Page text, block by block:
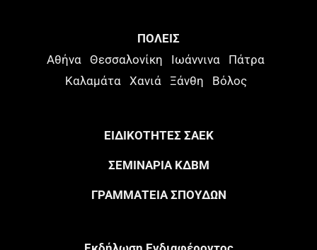
ΠΟΛΕΙΣ
Αθήνα Θεσσαλονίκη Ιωάννινα
Πάτρα
Καλαμάτα
Χανιά Ξάνθη Βόλος
ΕΙΔΙΚΟΤΗΤΕΣ ΣΑΕΚ
ΣΕΜΙΝΑΡΙΑ ΚΔΒΜ
ΓΡΑΜΜΑΤΕΙΑ ΣΠΟΥΔΩΝ